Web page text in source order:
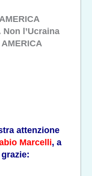
l’Ucraina
attenzione
Marcelli, a